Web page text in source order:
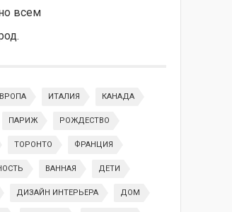
всем
ИТАЛИЯ КАНАДА
ПАРИЖ РОЖДЕСТВО
ТОРОНТО ФРАНЦИЯ
ВАННАЯ ДЕТИ
ДИЗАЙН ИНТЕРЬЕРА ДОМ